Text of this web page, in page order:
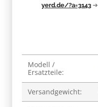
yerd.de/?a=3143 ➔
Produkteigenschaft
Wert
Modell /
Ersatzteile:
Versandgewicht: